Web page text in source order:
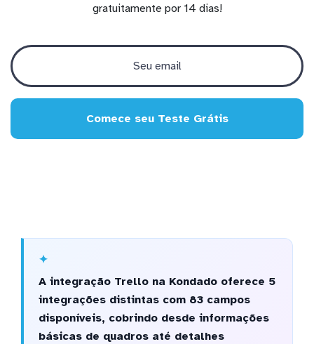
gratuitamente por 14 dias!
Comece seu Teste Grátis
A integração Trello na Kondado oferece 5
integrações distintas com 83 campos
disponíveis, cobrindo desde informações
básicas de quadros até detalhes